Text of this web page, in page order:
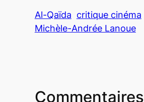
Al-Qaïda critique cinéma
Michèle-Andrée Lanoue
Commentaires